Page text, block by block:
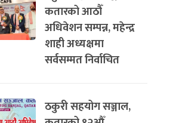
कतारको आठौँ
अधिवेशन सम्पन्न, महेन्द्र
शाही अध्यक्षमा
सर्वसम्मत निर्वाचित
ठकुरी सहयोग सञ्जाल,